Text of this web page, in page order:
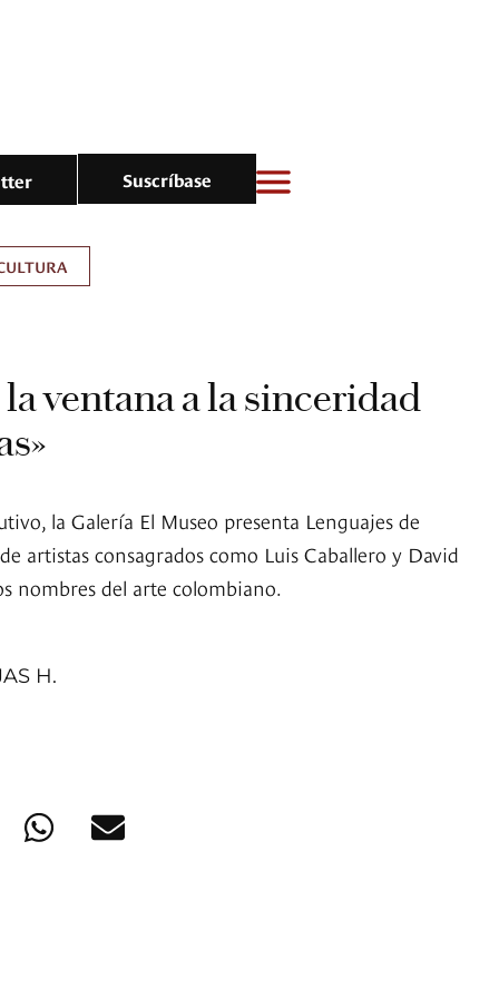
Suscríbase
la ventana a la sinceridad
la Galería El Museo presenta Lenguajes de
artistas consagrados como Luis Caballero y David
nombres del arte colombiano.
H.